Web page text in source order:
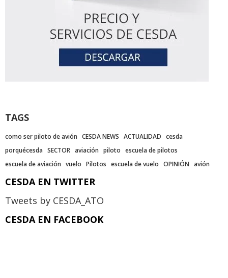
TAGS
como ser piloto de avión CESDA NEWS ACTUALIDAD cesda
porquécesda SECTOR aviación piloto escuela de pilotos
escuela de aviación vuelo Pilotos escuela de vuelo OPINIÓN avión
CESDA EN TWITTER
Tweets by CESDA_ATO
CESDA EN FACEBOOK